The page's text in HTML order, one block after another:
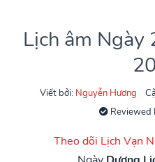
Lịch âm Ngày
Viết bởi: Nguyễn Hương
Reviewed
Theo dõi Lịch Vạn